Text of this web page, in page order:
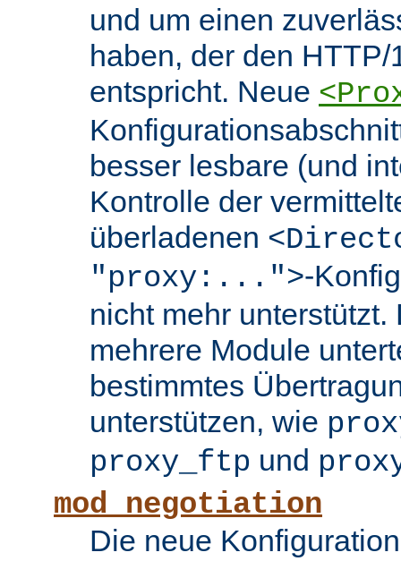
und um einen
haben, der den
entspricht. Neue
besser lesbare (und
Kontrolle der
überladenen
"proxy:...">-
nicht mehr
mehrere Module
bestimmtes
unterstützen, wie
proxy_ftp und
mod_negotiation
Die neue